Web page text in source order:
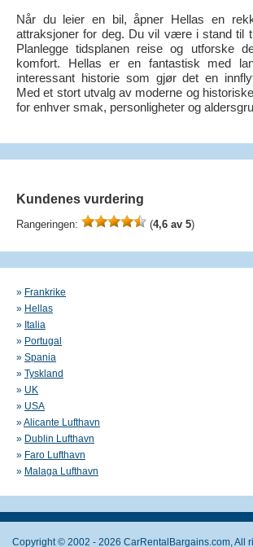
Når du leier en bil, åpner Hellas en
attraksjoner for deg. Du vil være i stand til
Planlegge tidsplanen reise og utforske
komfort. Hellas er en fantastisk med
interessant historie som gjør det en
Med et stort utvalg av moderne og
for enhver smak, personligheter og
Kundenes vurdering
Rangeringen: (4,6 av 5)
» Frankrike
» Hellas
» Italia
» Portugal
» Spania
» Tyskland
» UK
» USA
»Alicante Lufthavn
» Dublin Lufthavn
» Faro Lufthavn
» Malaga Lufthavn
Copyright © 2002 - 2026 CarRentalBargains.com, All